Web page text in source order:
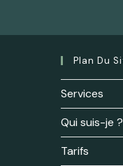
Plan Du
Services
Qui suis-je ?
Tarifs